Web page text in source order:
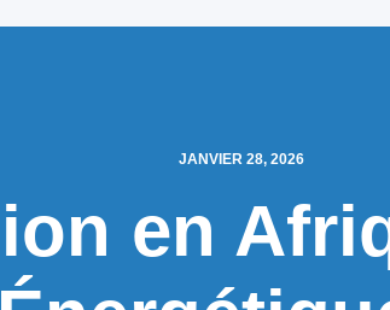
JANVIER 28, 2026
en